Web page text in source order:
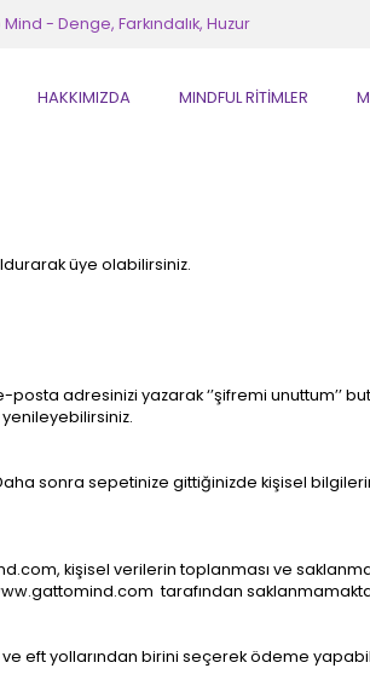
- Denge, Farkındalık, Huzur
HAKKIMIZDA MINDFUL RİTİMLER
üye olabilirsiniz.
adresinizi yazarak ‘’şifremi unuttum’’
Daha sonra sepetinize gittiğinizde kişisel
kişisel verilerin toplanması ve
tarafından
ve eft yollarından birini seçerek ödeme